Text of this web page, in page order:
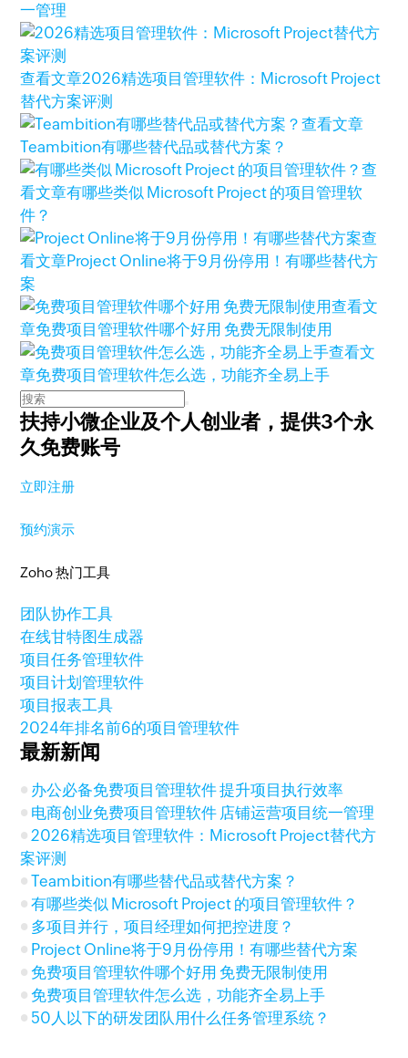
一管理
查看文章2026精选项目管理软件：Microsoft Project
替代方案评测
查看文章
Teambition有哪些替代品或替代方案？
查
看文章有哪些类似 Microsoft Project 的项目管理软
件？
查
看文章Project Online将于9月份停用！有哪些替代方
案
查看文
章免费项目管理软件哪个好用 免费无限制使用
查看文
章免费项目管理软件怎么选，功能齐全易上手
扶持小微企业及个人创业者，提供3个永
久免费账号
立即注册
预约演示
Zoho 热门工具
团队协作工具
在线甘特图生成器
项目任务管理软件
项目计划管理软件
项目报表工具
2024年排名前6的项目管理软件
最新新闻
办公必备免费项目管理软件 提升项目执行效率
电商创业免费项目管理软件 店铺运营项目统一管理
2026精选项目管理软件：Microsoft Project替代方
案评测
Teambition有哪些替代品或替代方案？
有哪些类似 Microsoft Project 的项目管理软件？
多项目并行，项目经理如何把控进度？
Project Online将于9月份停用！有哪些替代方案
免费项目管理软件哪个好用 免费无限制使用
免费项目管理软件怎么选，功能齐全易上手
50人以下的研发团队用什么任务管理系统？